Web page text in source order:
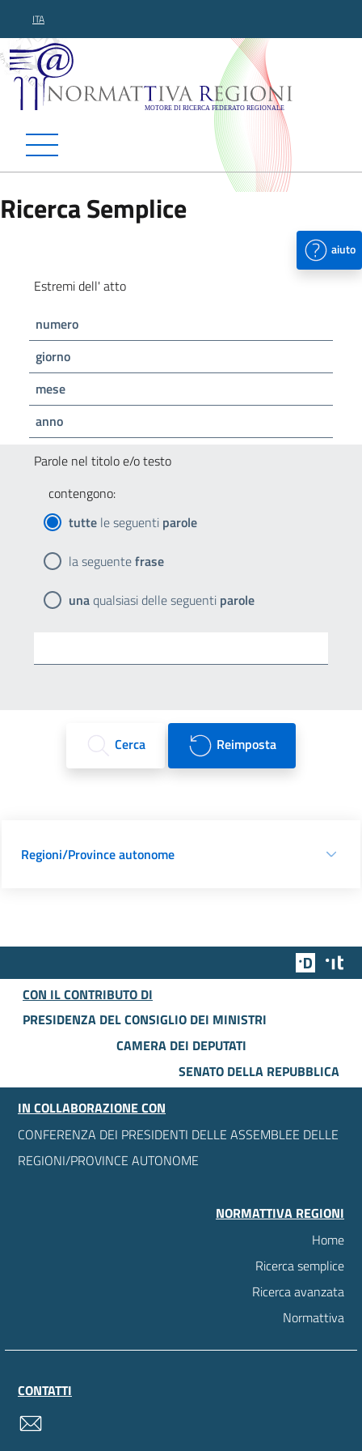
ITA
Normattiva Regioni -
Ricerca Semplice
aiuto
Estremi dell' atto
numero
giorno
mese
anno
Parole nel titolo e/o testo
contengono:
tutte le seguenti parole
la seguentefrase
unaqualsiasi delle seguenti parole
Cerca Reimposta
Regioni/Province autonome
Team
CON IL CONTRIBUTO DI
PRESIDENZA DEL CONSIGLIO DEI MINISTRI
CAMERA DEI DEPUTATI
SENATO DELLA REPUBBLICA
IN COLLABORAZIONE CON
CONFERENZA DEI PRESIDENTI DELLE ASSEMBLEE DELLE
REGIONI/PROVINCE AUTONOME
NORMATTIVA REGIONI
Home
Ricerca semplice
Ricerca avanzata
Normattiva
CONTATTI